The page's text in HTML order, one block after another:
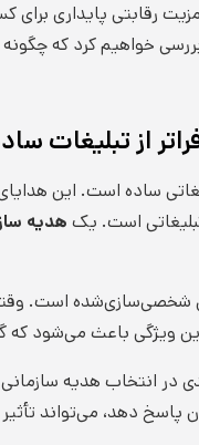
رقابتی پایداری
خواهیم کرد که چگونه
از تبلیغات
ساده است. این
است. یک هدیه
شخصی‌سازی‌شده است.
ویژگی باعث می‌شود که
در انتخاب هدیه
پاسخ دهد، می‌تواند